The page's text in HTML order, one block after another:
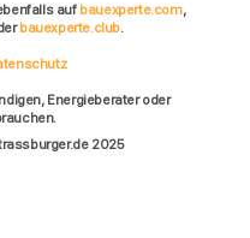
auf bauexperte.com,
bauexperte.club.
Energieberater oder
2025